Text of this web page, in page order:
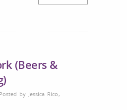
(Beers &
Posted by Jessica Rico,